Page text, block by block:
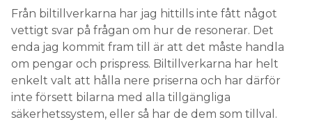
Från biltillverkarna har jag hittills inte fått något
vettigt svar på frågan om hur de resonerar. Det
enda jag kommit fram till är att det måste handla
om pengar och prispress. Biltillverkarna har helt
enkelt valt att hålla nere priserna och har därför
inte försett bilarna med alla tillgängliga
säkerhetssystem, eller så har de dem som tillval.